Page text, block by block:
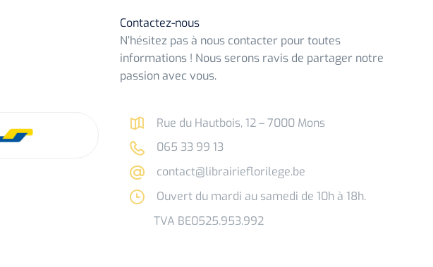
Contactez-nous
N’hésitez pas à nous contacter pour toutes
informations ! Nous serons ravis de partager notre
passion avec vous.
Rue du Hautbois, 12 – 7000 Mons
065 33 99 13
contact@librairieflorilege.be
Ouvert du mardi au samedi de 10h à 18h.
TVA BE0525.953.992